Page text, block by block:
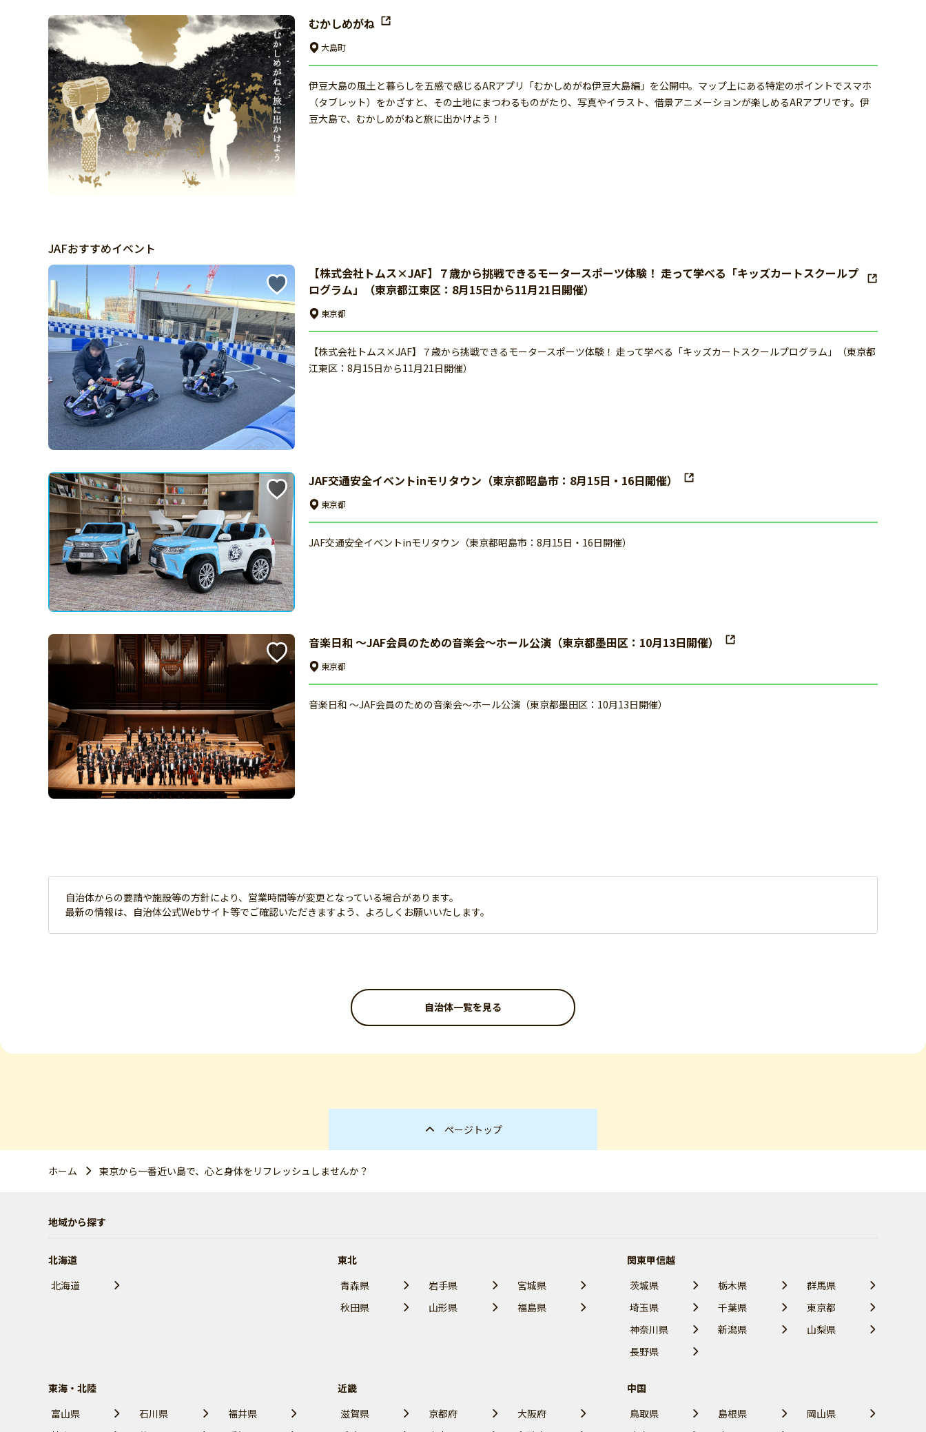
むかしめがね
大島町
伊豆大島の風土と暮らしを五感で感じるARアプリ「むかしめがね伊豆大島編」を公開中。マップ上にある特定のポイントでスマホ
（タブレット）をかざすと、その土地にまつわるものがたり、写真やイラスト、借景アニメーションが楽しめるARアプリです。伊
豆大島で、むかしめがねと旅に出かけよう！
JAFおすすめイベント
【株式会社トムス×JAF】７歳から挑戦できるモータースポーツ体験！ 走って学べる「キッズカートスクールプ
ログラム」（東京都江東区：8月15日から11月21日開催）
東京都
【株式会社トムス×JAF】７歳から挑戦できるモータースポーツ体験！ 走って学べる「キッズカートスクールプログラム」（東京都
江東区：8月15日から11月21日開催）
JAF交通安全イベントinモリタウン（東京都昭島市：8月15日・16日開催）
東京都
JAF交通安全イベントinモリタウン（東京都昭島市：8月15日・16日開催）
音楽日和 ～JAF会員のための音楽会～ホール公演（東京都墨田区：10月13日開催）
東京都
音楽日和 ～JAF会員のための音楽会～ホール公演（東京都墨田区：10月13日開催）
自治体からの要請や施設等の方針により、営業時間等が変更となっている場合があります。
最新の情報は、自治体公式Webサイト等でご確認いただきますよう、よろしくお願いいたします。
自治体一覧を見る
ページトップ
ホーム 東京から一番近い島で、心と身体をリフレッシュしませんか？
地域から探す
北海道
北海道
東北
青森県
岩手県
宮城県
秋田県
山形県 福島県
関東甲信越
茨城県
栃木県
群馬県
埼玉県
千葉県
東京都
神奈川県
新潟県
山梨県
長野県
東海・北陸
富山県
石川県
福井県
近畿
滋賀県
京都府
大阪府
中国
鳥取県
島根県
岡山県